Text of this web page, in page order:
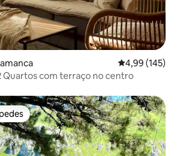
4,99 de uma
4,99 (145)
com terraço no centro